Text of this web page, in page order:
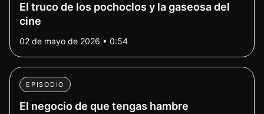
El truco de los pochoclos y la gaseosa del
cine
02 de mayo de 2026 • 0:54
EPISODIO
El negocio de que tengas hambre